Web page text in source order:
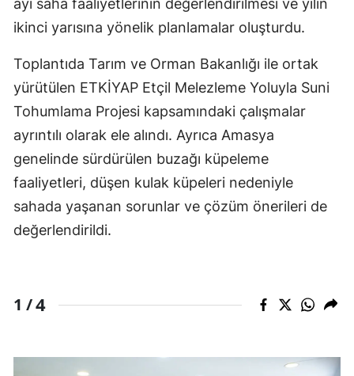
ayı saha faaliyetlerinin değerlendirilmesi ve yılın
ikinci yarısına yönelik planlamalar oluşturdu.
Toplantıda Tarım ve Orman Bakanlığı ile ortak
yürütülen ETKİYAP Etçil Melezleme Yoluyla Suni
Tohumlama Projesi kapsamındaki çalışmalar
ayrıntılı olarak ele alındı. Ayrıca Amasya
genelinde sürdürülen buzağı küpeleme
faaliyetleri, düşen kulak küpeleri nedeniyle
sahada yaşanan sorunlar ve çözüm önerileri de
değerlendirildi.
1 /4